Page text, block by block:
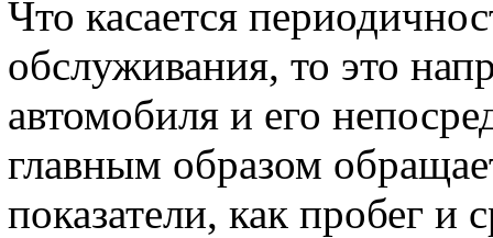
Что касается
обслуживания, то это
автомобиля и его
главным образом
показатели, как пробег и